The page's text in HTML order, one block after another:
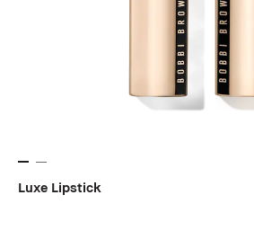
Luxe Lipstick